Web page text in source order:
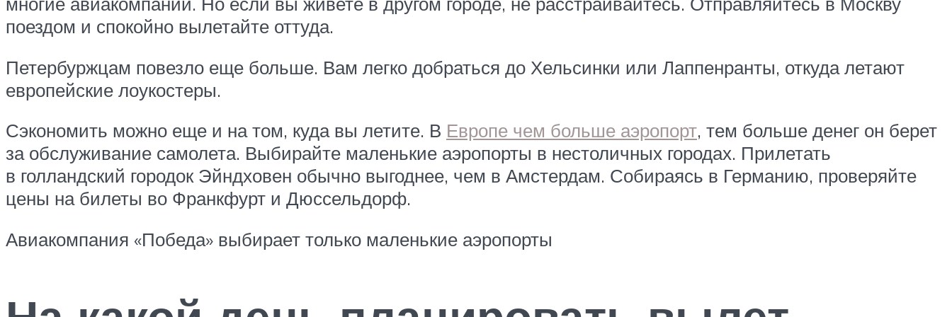
поездом и спокойно вылетайте оттуда.
Петербуржцам повезло еще больше. Вам легко добраться до Хельсинки или Лаппенранты, откуда летают
европейские лоукостеры.
Сэкономить можно еще и на том, куда вы летите. В Европе чем больше аэропорт, тем больше денег он берет
за обслуживание самолета. Выбирайте маленькие аэропорты в нестоличных городах. Прилетать
в голландский городок Эйндховен обычно выгоднее, чем в Амстердам. Собираясь в Германию, проверяйте
цены на билеты во Франкфурт и Дюссельдорф.
Авиакомпания «Победа» выбирает только маленькие аэропорты